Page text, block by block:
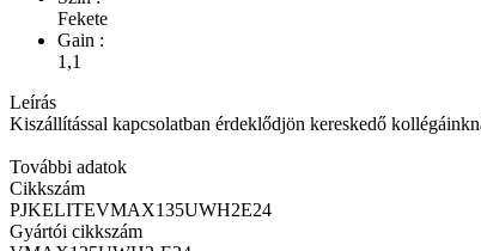
Fekete
Gain :
1,1
Leírás
Kiszállítással kapcsolatban érdeklődjön kereskedő
További adatok
Cikkszám
PJKELITEVMAX135UWH2E24
Gyártói cikkszám